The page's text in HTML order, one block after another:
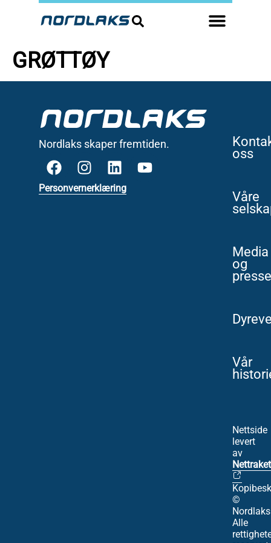
GRØTTØY
Nordlaks skaper fremtiden.
Personvernerklæring
oss
Våre
Media
og
presse
Vår
Nettside
levert
av
©
Alle